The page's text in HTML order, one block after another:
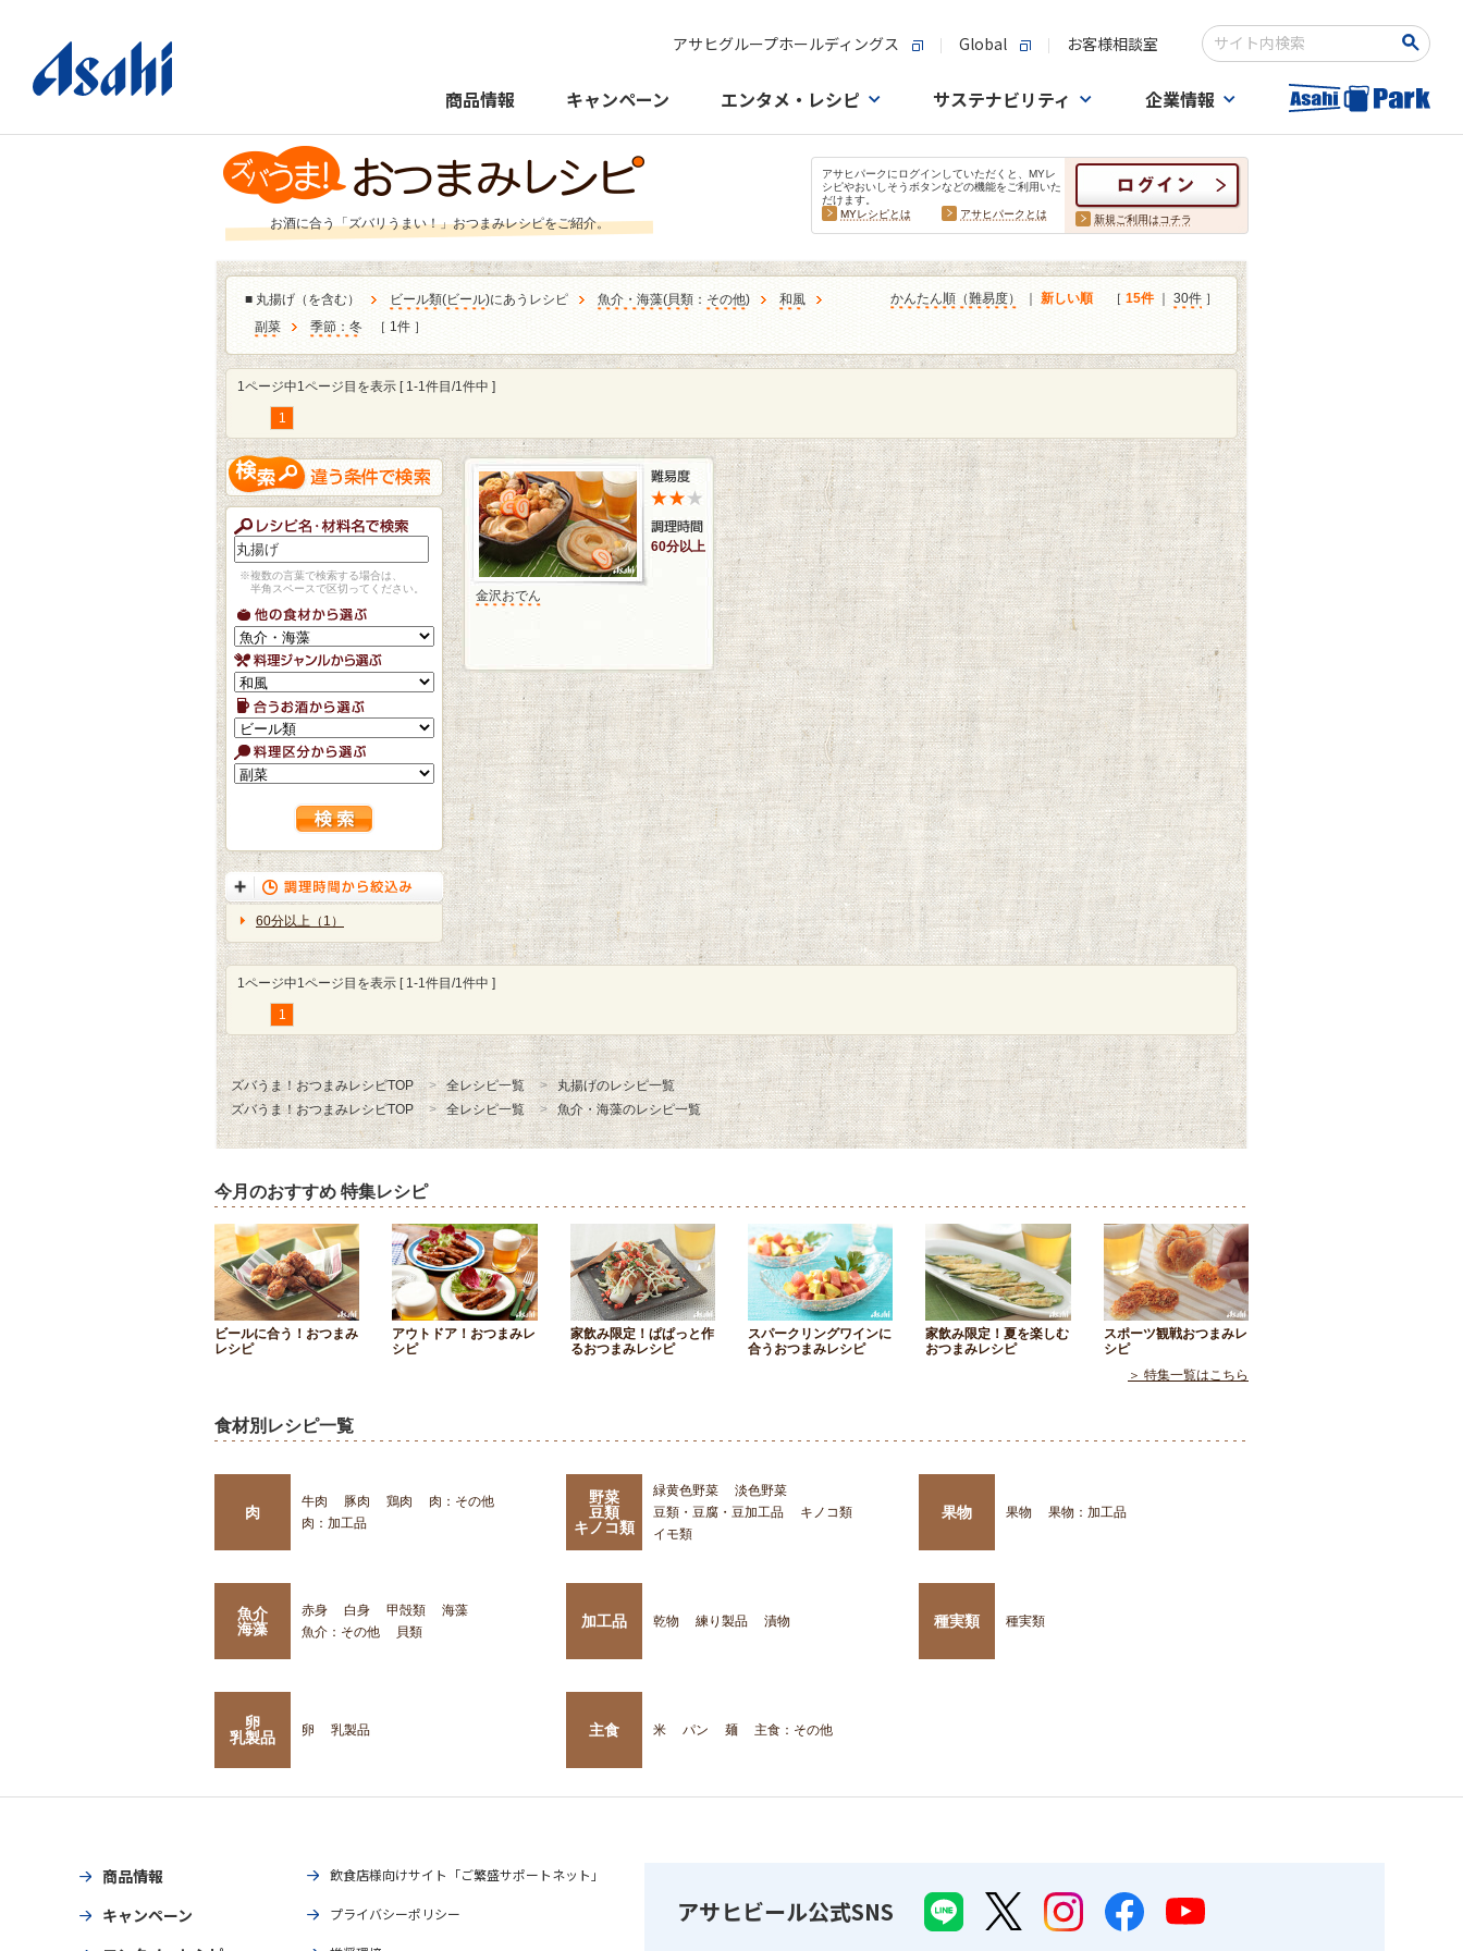
アサヒグループホールディングス Global お客様相談室
検索キーワード入力
商品情報 キャンペーン エンタメ・レシピ サステナビリティ 企業情報
お酒に合う「ズバリうまい！」おつまみレシピをご紹介。
アサヒパークにログインしていただくと、MYレ
シピやおいしそうボタンなどの機能をご利用いた
だけます。
MYレシピとは
アサヒパークとは 新規ご利用はコチラ
■ 丸揚げ（を含む） ビール類(ビール)にあうレシピ 魚介・海藻(貝類 ： その他)
和風
副菜
季節：冬 ［ 1件 ］
かんたん順（難易度） 新しい順 ［ 15件｜ 30件 ］
1ページ中1ページ目を表示 [ 1-1件目/1件中 ]
1
※複数の言葉で検索する場合は、
半角スペースで区切ってください。
60分以上（1）
60分以上
金沢おでん
1ページ中1ページ目を表示 [ 1-1件目/1件中 ]
1
ズバうま！おつまみレシピTOP 全レシピ一覧
丸揚げのレシピ一覧
ズバうま！おつまみレシピTOP
全レシピ一覧 魚介・海藻のレシピ一覧
今月のおすすめ 特集レシピ
ビールに合う！おつまみ
レシピ
アウトドア！おつまみレ
シピ
家飲み限定！ぱぱっと作
るおつまみレシピ
スパークリングワインに
合うおつまみレシピ
家飲み限定！夏を楽しむ
おつまみレシピ
スポーツ観戦おつまみレ
シピ
＞ 特集一覧はこちら
食材別レシピ一覧
肉
牛肉 豚肉 鶏肉
肉：その他
肉：加工品
野菜
豆類
キノコ類
緑黄色野菜
淡色野菜
豆類・豆腐・豆加工品
キノコ類
イモ類
果物 果物 果物：加工品
魚介
海藻
赤身 白身 甲殻類
海藻
魚介：その他
貝類
加工品 乾物 練り製品 漬物 種実類 種実類
卵
乳製品
卵 乳製品 主食 米 パン 麺 主食：その他
商品情報
キャンペーン
飲食店様向けサイト「ご繁盛サポートネット」
プライバシーポリシー アサヒビール公式SNS